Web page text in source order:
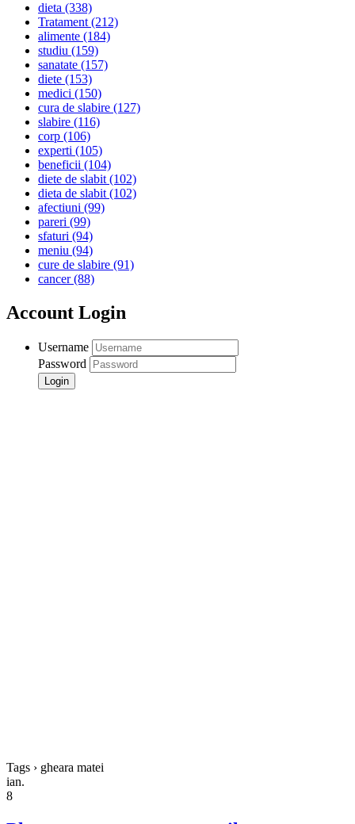
dieta (338)
Tratament(212)
alimente (184)
studiu (159)
sanatate (157)
diete (153)
medici (150)
cura de slabire (127)
slabire (116)
corp (106)
experti (105)
beneficii (104)
diete de slabit(102)
dieta de slabit(102)
afectiuni (99)
pareri (99)
sfaturi (94)
meniu (94)
cure de slabire (91)
cancer(88)
Account Login
Username
Password
Tags › gheara matei
ian.
8